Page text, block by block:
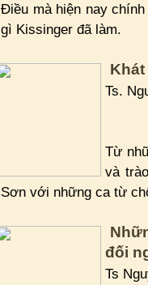
Điều mà hiện nay
gì Kissinger đã làm.
Ts.
Từ
và
Sơn với những ca từ
đối
Ts